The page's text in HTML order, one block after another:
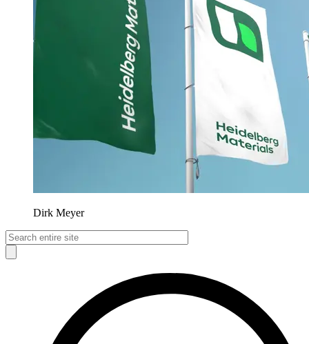
Dirk Meyer